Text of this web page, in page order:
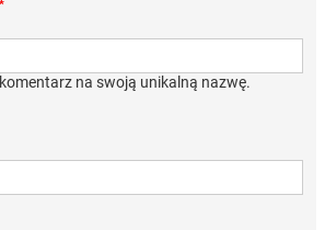
*
na swoją unikalną nazwę.